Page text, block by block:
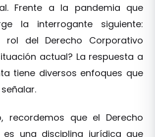
Frente a la pandemia que
la interrogante siguiente:
del Derecho Corporativo
actual? La respuesta a
tiene diversos enfoques que
recordemos que el Derecho
es una disciplina jurídica que